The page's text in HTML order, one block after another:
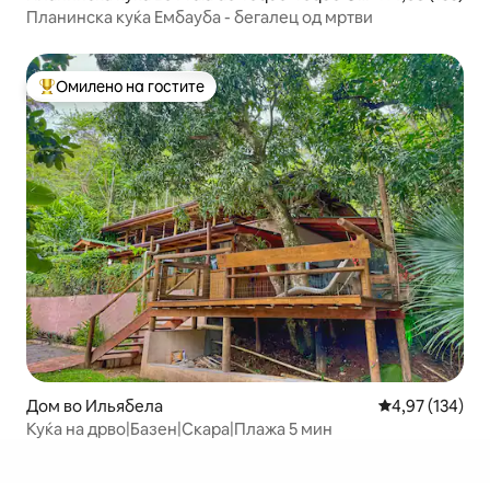
ande
Планинска куќа Ембауба - бегалец од мртви
Меѓу најуспешните „Омилени на гостите“
Омилено на гостите
Дом во Ильябела Просечна
4,97 (134)
Куќа на дрво|Базен|Скара|Плажа 5 мин